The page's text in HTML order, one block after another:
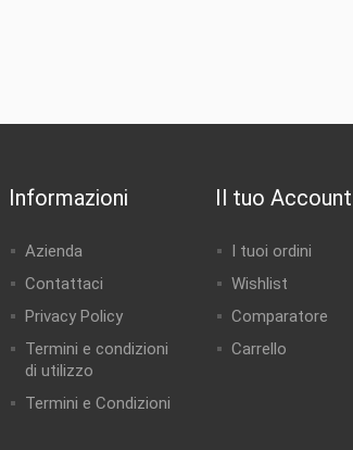
Informazioni
Azienda
Contattaci
Privacy Policy
Termini e condizioni
di utilizzo
Termini e Condizioni
Il tuo Account
I tuoi ordini
Wishlist
Comparatore
Carrello